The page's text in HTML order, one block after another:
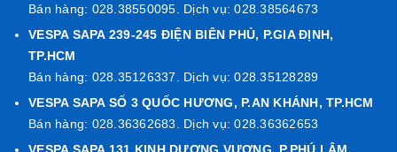
Bán hàng: 028.38550095. Dịch vụ: 028.38564673
VESPA SAPA 239-245 ĐIỆN BIÊN PHỦ, P.GIA ĐỊNH,
TP.HCM
Bán hàng: 028.35126337. Dịch vụ: 028.35128289
VESPA SAPA SỐ 3 QUỐC HƯƠNG, P.AN KHÁNH, TP.HCM
Bán hàng: 028.36362683. Dịch vụ: 028.36362653
VESPA SAPA 131 KINH DƯƠNG VƯƠNG, P.PHÚ LÂM,